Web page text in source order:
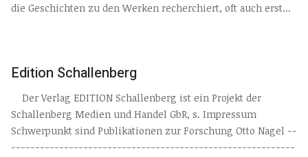
die Geschichten zu den Werken recherchiert, oft auch erst...
Edition Schallenberg
Der Verlag EDITION Schallenberg ist ein Projekt der
Schallenberg Medien und Handel GbR, s. Impressum
Schwerpunkt sind Publikationen zur Forschung Otto Nagel --
-----------------------------------------------------------